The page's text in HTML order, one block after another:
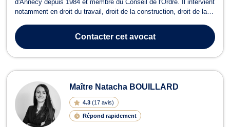
d'Annecy depuis 1984 et membre du Conseil de l'Ordre. Il intervient
notamment en droit du travail, droit de la construction, droit de la
vous représente devant le Conseil des Prud’hommes pour des
questions de...
Contactercet avocat
Maître Natacha BOUILLARD
4.3 (17 avis)
Répond rapidement